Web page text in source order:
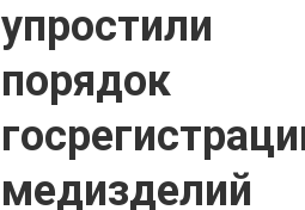
упростили
порядок
медизделий